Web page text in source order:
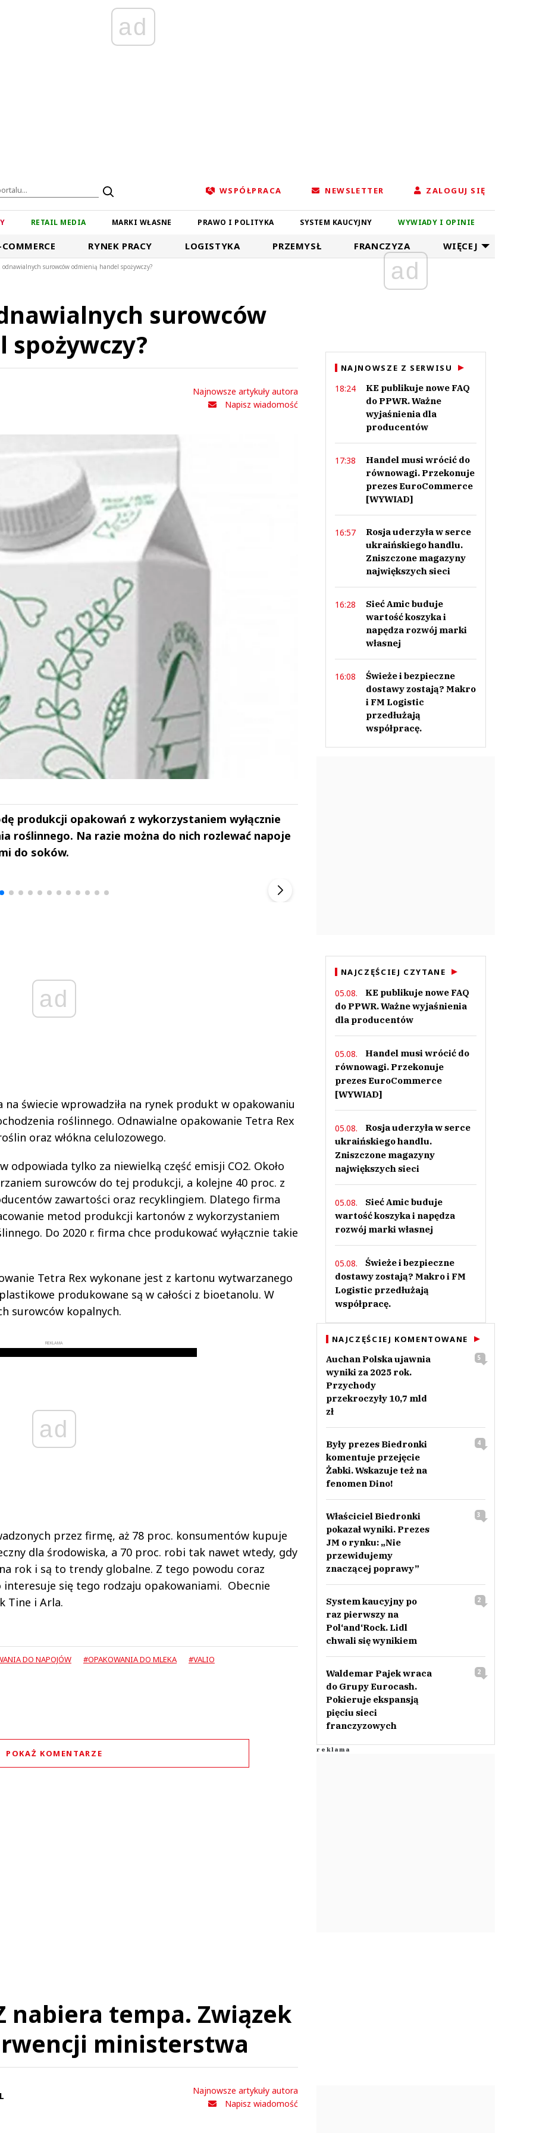
ad
WSPÓŁPRACA NEWSLETTER ZALOGUJ SIĘ
RETAIL MEDIA MARKI WŁASNE PRAWO I POLITYKA SYSTEM KAUCYJNY WYWIADY I OPINIE
RYNEK PRACY LOGISTYKA PRZEMYSŁ FRANCZYZA WIĘCEJ
surowców odmienią handel spożywczy?
surowców
Najnowsze artykuły autora
Napisz wiadomość
produkcji opakowań z wykorzystaniem wyłącznie
roślinnego. Na razie można do nich rozlewać napoje
do soków.
ad
świecie wprowadziła na rynek produkt w opakowaniu
roślinnego. Odnawialne opakowanie Tetra Rex
oraz włókna celulozowego.
tylko za niewielką część emisji CO2. Około
surowców do tej produkcji, a kolejne 40 proc. z
zawartości oraz recyklingiem. Dlatego firma
metod produkcji kartonów z wykorzystaniem
Do 2020 r. firma chce produkować wyłącznie takie
Tetra Rex wykonane jest z kartonu wytwarzanego
produkowane są w całości z bioetanolu. W
surowców kopalnych.
REKLAMA
ad
przez firmę, aż 78 proc. konsumentów kupuje
dla środowiska, a 70 proc. robi tak nawet wtedy, gdy
rok i są to trendy globalne. Z tego powodu coraz
interesuje się tego rodzaju opakowaniami. Obecnie
Tine i Arla.
DO NAPOJÓW #OPAKOWANIA DO MLEKA #VALIO
POKAŻ KOMENTARZE
ad
NAJNOWSZE Z SERWISU
18:24
KE publikuje nowe FAQ
do PPWR. Ważne
wyjaśnienia dla
producentów
17:38
Handel musi wrócić do
równowagi. Przekonuje
prezes EuroCommerce
[WYWIAD]
16:57
Rosja uderzyła w serce
ukraińskiego handlu.
Zniszczone magazyny
największych sieci
16:28
Sieć Amic buduje
wartość koszyka i
napędza rozwój marki
własnej
16:08
Świeże i bezpieczne
dostawy zostają? Makro
i FM Logistic
przedłużają
współpracę.
NAJCZĘŚCIEJ CZYTANE
05.08.
KE publikuje nowe FAQ
do PPWR. Ważne wyjaśnienia
dla producentów
05.08.
Handel musi wrócić do
równowagi. Przekonuje
prezes EuroCommerce
[WYWIAD]
05.08.
Rosja uderzyła w serce
ukraińskiego handlu.
Zniszczone magazyny
największych sieci
05.08.
Sieć Amic buduje
wartość koszyka i napędza
rozwój marki własnej
05.08.
Świeże i bezpieczne
dostawy zostają? Makro i FM
Logistic przedłużają
współpracę.
NAJCZĘŚCIEJ KOMENTOWANE
Auchan Polska ujawnia
wyniki za 2025 rok.
Przychody
przekroczyły 10,7 mld
zł
5
Były prezes Biedronki
komentuje przejęcie
Żabki. Wskazuje też na
fenomen Dino!
4
Właściciel Biedronki
pokazał wyniki. Prezes
JM o rynku: „Nie
przewidujemy
znaczącej poprawy”
3
System kaucyjny po
raz pierwszy na
Pol‘and‘Rock. Lidl
chwali się wynikiem
2
Waldemar Pajek wraca
do Grupy Eurocash.
Pokieruje ekspansją
pięciu sieci
franczyzowych
2
nabiera tempa. Związek
ministerstwa
Najnowsze artykuły autora
Napisz wiadomość